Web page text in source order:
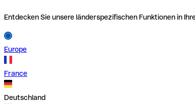
Entdecken Sie unsere länderspezifischen Funktionen in
Europe
France
Deutschland